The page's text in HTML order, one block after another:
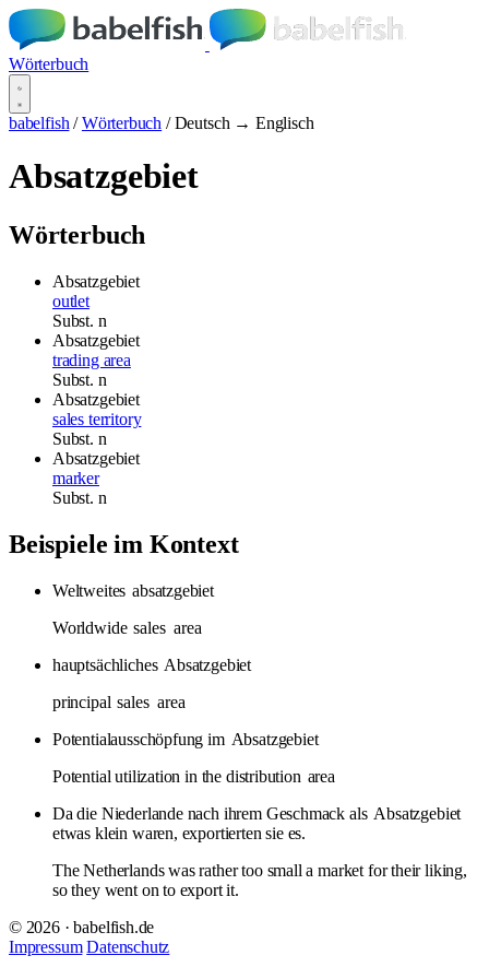
Wörterbuch
babelfish / Wörterbuch / Deutsch → Englisch
Absatzgebiet
Wörterbuch
Absatzgebiet
outlet
Subst. n
Absatzgebiet
trading area
Subst. n
Absatzgebiet
sales territory
Subst. n
Absatzgebiet
marker
Subst. n
Beispiele im Kontext
Weltweites absatzgebiet
Worldwide sales area
hauptsächliches Absatzgebiet
principal sales area
Potentialausschöpfung im Absatzgebiet
Potential utilization in the distribution area
Da die Niederlande nach ihrem Geschmack als Absatzgebiet
etwas klein waren, exportierten sie es.
The Netherlands was rather too small a market for their liking,
so they went on to export it.
© 2026 · babelfish.de
Impressum Datenschutz